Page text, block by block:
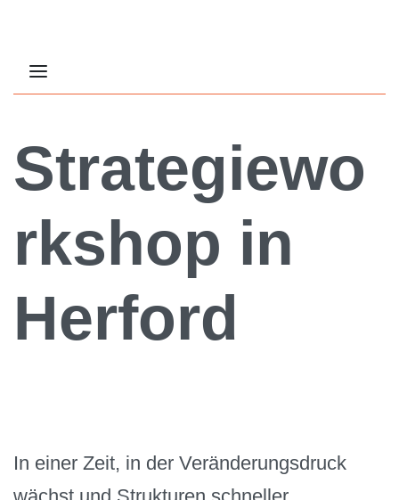
Strategiewo
rkshop in
Herford
In einer Zeit, in der Veränderungsdruck